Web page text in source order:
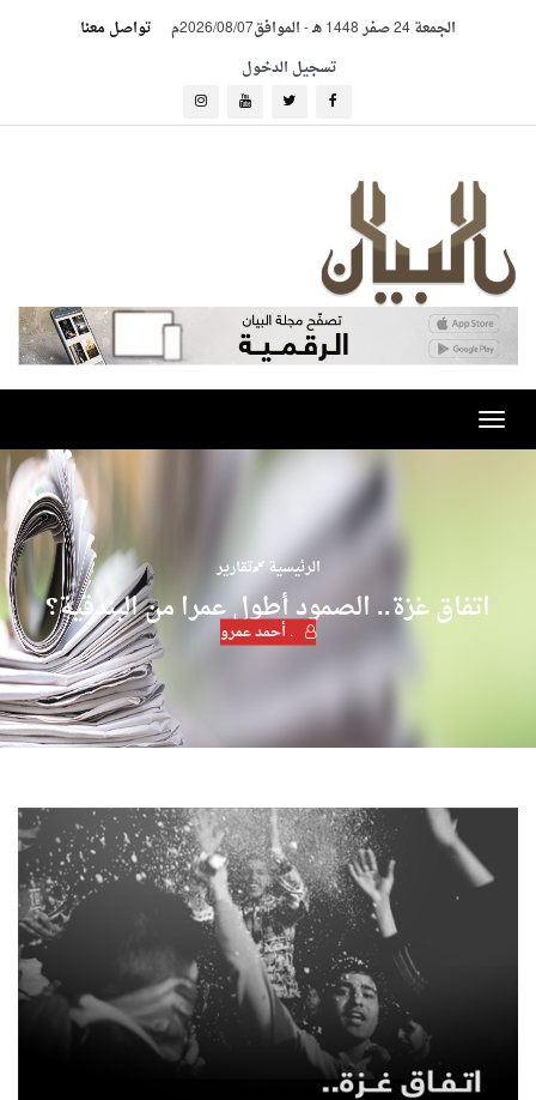
الجمعة 24 صفر 1448 هـ -الموافق2026/08/07م
تواصل معنا
تسجيل الدخول
Toggle
navigation
الرئيسية تقارير
اتفاق غزة.. الصمود أطول عمرا من البندقية؟
. أحمد عمرو